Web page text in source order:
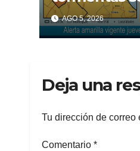
fuertes
AGO 5, 2026
Deja una
Tu dirección de correo
Comentario *